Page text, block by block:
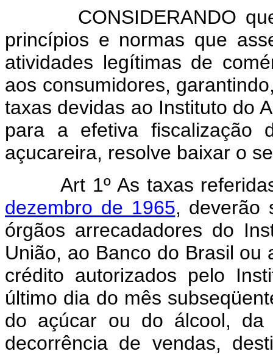
CONSIDERANDO que
princípios e normas que
atividades legítimas de
aos consumidores,
taxas devidas ao Instituto do
para a efetiva fiscalização
açucareira, resolve baixar o
Art 1º As taxas
dezembro de 1965, deverão
órgãos arrecadadores do
União, ao Banco do Brasil ou
crédito autorizados pelo
último dia do mês
do açúcar ou do álcool,
decorrência de vendas,